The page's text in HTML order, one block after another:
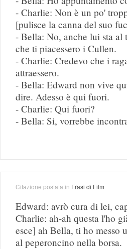
- Charlie: Non è un po'
[pulisce la canna del suo
- Bella: No, anche lui sta al
che ti piacessero i Cullen.
- Charlie: Credevo che i
attraessero.
- Bella: Edward non vive
dire. Adesso è qui fuori.
- Charlie: Qui fuori?
- Bella: Si, vorrebbe
Citazione postata in Frasi di Film
Edward: avrò cura di lei,
Charlie: ah-ah questa l'ho
esce] ah Bella, ti ho messo
al peperoncino nella borsa.